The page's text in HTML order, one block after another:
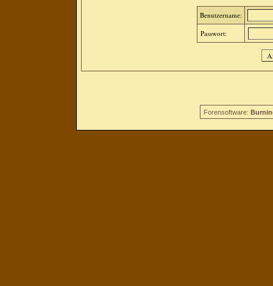
Benutzername:
Passwort:
Forensoftware: